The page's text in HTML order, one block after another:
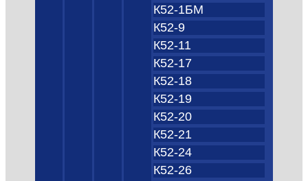
К52-1БМ
К52-9
К52-11
К52-17
К52-18
К52-19
К52-20
К52-21
К52-24
К52-26